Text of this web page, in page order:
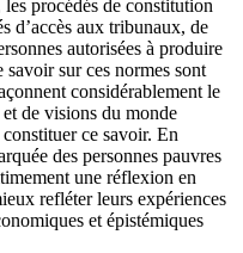
procédés de constitution
d’accès aux tribunaux, de
autorisées à produire
sur ces normes sont
considérablement le
de visions du monde
ce savoir. En
des personnes pauvres
une réflexion en
refléter leurs expériences
et épistémiques